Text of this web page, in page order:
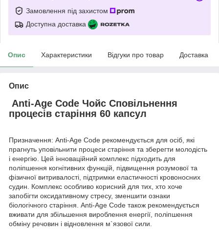
Замовлення під захистом
Доступна доставка
Опис Характеристики Відгуки про товар Доставка
Опис
Anti-Age Code Чойс Сповільнення
процесів старіння 60 капсул
Призначення: Anti-Age Code рекомендується для осіб, які
прагнуть уповільнити процеси старіння та зберегти молодість
і енергію. Цей інноваційний комплекс підходить для
поліпшення когнітивних функцій, підвищення розумової та
фізичної витривалості, підтримки еластичності кровоносних
судин. Комплекс особливо корисний для тих, хто хоче
запобігти оксидативному стресу, зменшити ознаки
біологічного старіння. Anti-Age Code також рекомендується
вживати для збільшення вироблення енергії, поліпшення
обміну речовин і відновлення м`язової сили.